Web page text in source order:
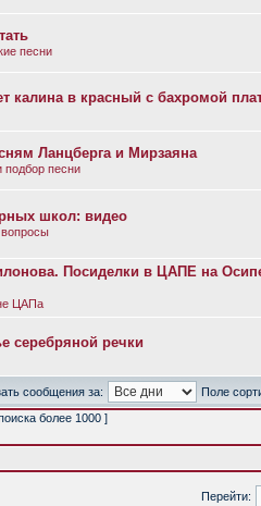
песни
калина в красный с бахромой
Ланцберга и Мирзаяна
подбор песни
школ: видео
Посиделки в ЦАПЕ на
ЦАПа
серебряной речки
сообщения за:
Поле
более 1000 ]
Перейти: